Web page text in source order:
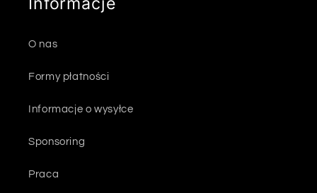
O nas
Formy płatności
Informacje o wysyłce
Sponsoring
Praca